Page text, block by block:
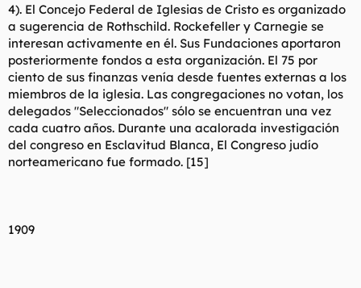
4). El Concejo Federal de Iglesias de Cristo es organizado
a sugerencia de Rothschild. Rockefeller y Carnegie se
interesan activamente en él. Sus Fundaciones aportaron
posteriormente fondos a esta organización. El 75 por
ciento de sus finanzas venía desde fuentes externas a los
miembros de la iglesia. Las congregaciones no votan, los
delegados "Seleccionados" sólo se encuentran una vez
cada cuatro años. Durante una acalorada investigación
del congreso en Esclavitud Blanca, El Congreso judío
norteamericano fue formado. [15]
1909